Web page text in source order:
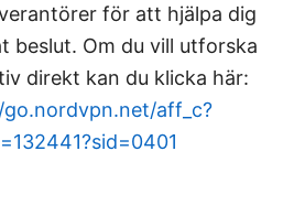
för att hjälpa dig
beslut. Om du vill utforska
direkt kan du klicka här:
aff_c?